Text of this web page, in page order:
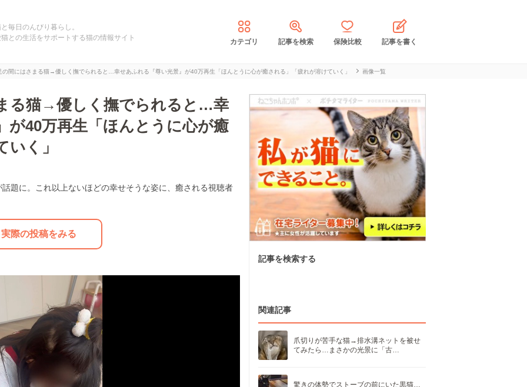
毎日のんびり暮らし。
との生活をサポートする猫の情報サイト
カテゴリ 記事を検索 保険比較 記事を書く
の間にはさまる猫→優しく撫でられると…幸せあふれる『尊い光景』が40万再生「ほんとうに心が癒される」「疲れが溶けていく」 画像一覧
る猫→優しく撫でられると…幸
が40万再生「ほんとうに心が癒
く」
題に。これ以上ないほどの幸せそうな姿に、癒される視聴者
実際の投稿をみる
記事を検索する
関連記事
爪切りが苦手な猫→排水溝ネットを被せ
てみたら…まさかの光景に「古…
驚きの体勢でストーブの前にいた黒猫…